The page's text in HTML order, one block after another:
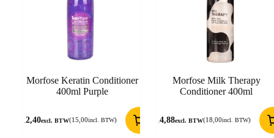
Morfose Keratin Conditioner
400ml Purple
12,40excl. BTW(15,00incl. BTW)
Morfose Milk Therapy
Conditioner 400ml
14,88excl. BTW(18,00incl. BTW)